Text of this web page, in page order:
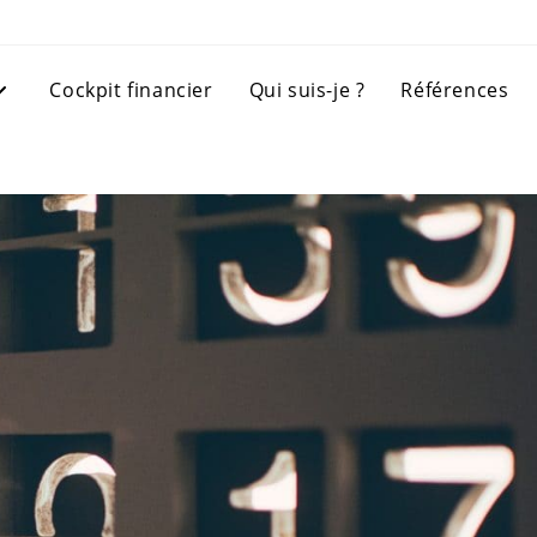
Cockpit financier Qui suis-je ? Références